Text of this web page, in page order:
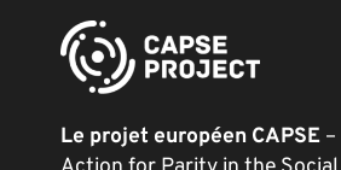
Le projet européen CAPSE